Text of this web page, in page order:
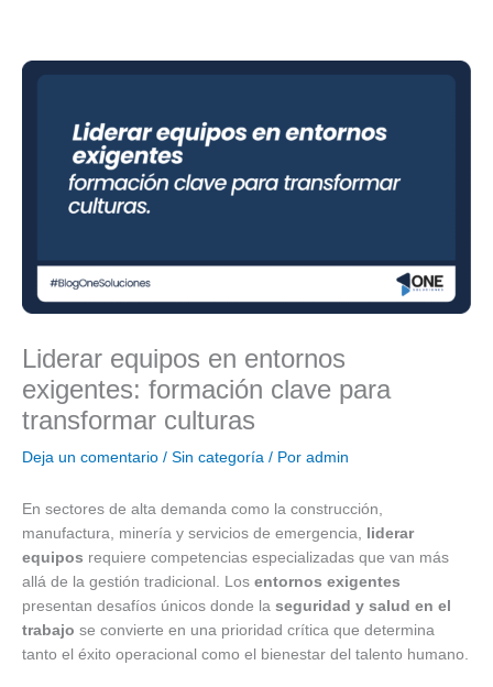
Liderar equipos en entornos
exigentes: formación clave para
transformar culturas
Deja un comentario / Sin categoría / Por admin
En sectores de alta demanda como la construcción,
manufactura, minería y servicios de emergencia,
liderar
equipos requiere competencias especializadas que van más
allá de la gestión tradicional. Los entornos exigentes
presentan desafíos únicos donde la seguridad y salud en el
trabajo se convierte en una prioridad crítica que determina
tanto el éxito operacional como el bienestar del talento humano.